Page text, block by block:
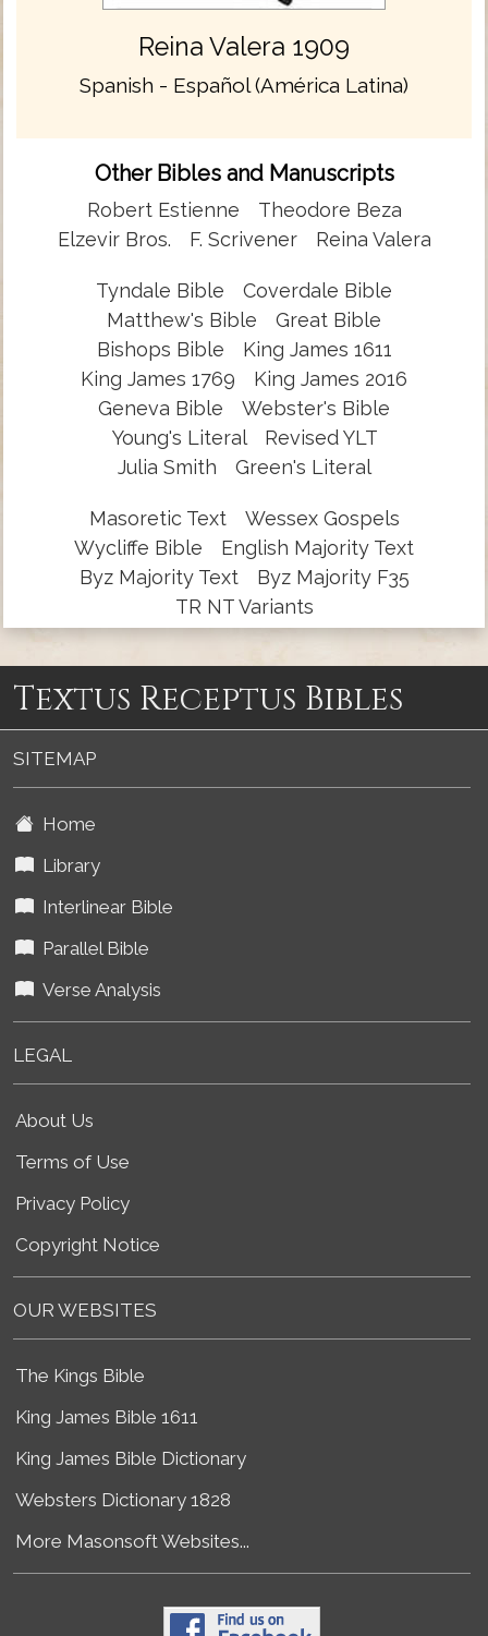
Reina Valera 1909
Spanish - Español (América Latina)
Other Bibles and Manuscripts
Robert Estienne
Theodore Beza
Elzevir Bros.
F. Scrivener Reina Valera
Tyndale Bible
Coverdale Bible
Matthew's Bible
Great Bible
Bishops Bible
King James 1611
King James 1769
King James 2016
Geneva Bible
Webster's Bible
Young's Literal
Revised YLT
Julia Smith
Green's Literal
Masoretic Text
Wessex Gospels
Wycliffe Bible
English Majority Text
Byz Majority Text
Byz Majority F35
TR NT Variants
Textus Receptus Bibles
SITEMAP
Home
Library
Interlinear Bible
Parallel Bible
Verse Analysis
LEGAL
About Us
Terms of Use
Privacy Policy
Copyright Notice
OUR WEBSITES
The Kings Bible
King James Bible 1611
King James Bible Dictionary
Websters Dictionary 1828
More Masonsoft Websites...